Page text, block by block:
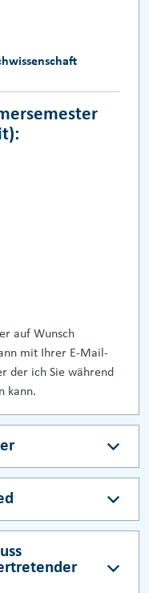
auf Wunsch
mit Ihrer E-Mail-
der ich Sie während
kann.